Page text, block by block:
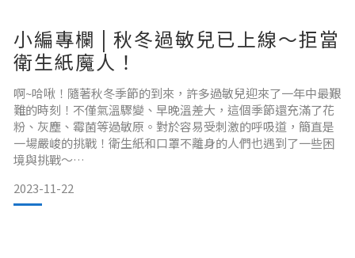
重挑選，為參訪親友的新家時帶上一份美好的祝福！
小編專欄 | 秋冬過敏兒已上線～拒當
衛生紙魔人！
啊~哈啾！隨著秋冬季節的到來，許多過敏兒迎來了一年中最艱
難的時刻！不僅氣溫驟變、早晚溫差大，這個季節還充滿了花
粉、灰塵、霉菌等過敏原。對於容易受刺激的呼吸道，簡直是
一場嚴峻的挑戰！衛生紙和口罩不離身的人們也遇到了一些困
境與挑戰～
2023-11-22